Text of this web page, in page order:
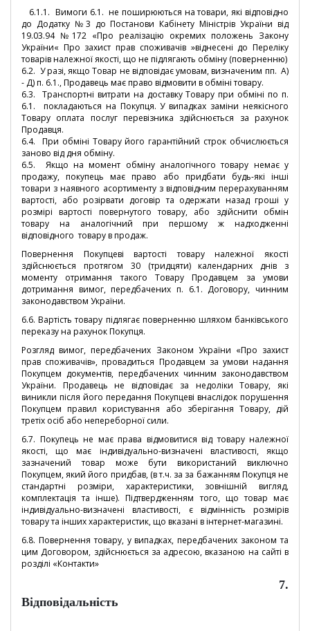
6.1.1. Вимоги 6.1. не поширюються на товари, які відповідно
до Додатку №3 до Постанови Кабінету Міністрів України від
19.03.94 №172 «Про реалізацію окремих положень Закону
України« Про захист прав споживачів »віднесені до Переліку
товарів належної якості, що не підлягають обміну (поверненню)
6.2. У разі, якщо Товар не відповідає умовам, визначеним пп. А)
- Д) п. 6.1., Продавець має право відмовити в обміні товару.
6.3. Транспортні витрати на доставку Товару при обміні по п.
6.1. покладаються на Покупця.У випадках заміни неякісного
Товару оплата послуг перевізника здійснюється за рахунок
Продавця.
6.4. При обміні Товару його гарантійний строк обчислюється
заново від дня обміну.
6.5. Якщо на момент обміну аналогічного товару немає у
продажу, покупець має право або придбати будь-які інші
товари з наявного асортименту з відповідним перерахуванням
вартості, або розірвати договір та одержати назад гроші у
розмірі вартості повернутого товару, або здійснити обмін
товару на аналогічний при першому ж надходженні
відповідного товару в продаж.
Повернення Покупцеві вартості товару належної якості
здійснюється протягом 30 (тридцяти) календарних днів з
моменту отримання такого Товару Продавцем за умови
дотримання вимог, передбачених п. 6.1. Договору, чинним
законодавством України.
6.6. Вартість товару підлягає поверненню шляхом банківського
переказу на рахунок Покупця.
Розгляд вимог, передбачених Законом України «Про захист
прав споживачів», провадиться Продавцем за умови надання
Покупцем документів, передбачених чинним законодавством
України. Продавець не відповідає за недоліки Товару, які
виникли після його передання Покупцеві внаслідок порушення
Покупцем правил користування або зберігання Товару, дій
третіх осіб або непереборної сили.
6.7. Покупець не має права відмовитися від товару належної
якості, що має індивідуально-визначені властивості, якщо
зазначений товар може бути використаний виключно
Покупцем, який його придбав, (в т.ч. за за бажанням Покупця не
стандартні розміри, характеристики, зовнішній вигляд,
комплектація та інше). Підтвердженням того, що товар має
індивідуально-визначені властивості, є відмінність розмірів
товару та інших характеристик, що вказані в інтернет-магазині.
6.8. Повернення товару, у випадках, передбачених законом та
цим Договором, здійснюється за адресою, вказаною на сайті в
розділі «Контакти»
7.
Відповідальність